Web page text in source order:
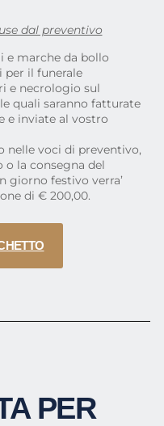
dal preventivo
e marche da bollo
per il funerale
e necrologio sul
quali saranno fatturate
e inviate al vostro
nelle voci di preventivo,
o la consegna del
giorno festivo verra’
di € 200,00.
PER